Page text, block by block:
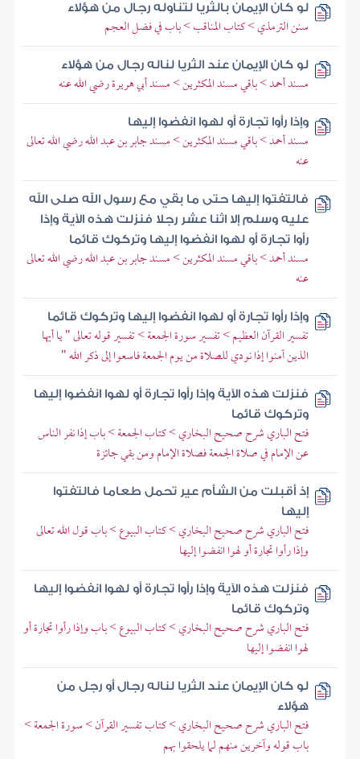
لو كان الإيمان بالثريا لتناوله رجال من هؤلاء
سنن الترمذي > كتاب المناقب > باب في فضل العجم
لو كان الإيمان عند الثريا لناله رجال من هؤلاء
مسند أحمد > باقي مسند المكثرين > مسند أبي هريرة رضي الله عنه
وإذا رأوا تجارة أو لهوا انفضوا إليها
مسند أحمد > باقي مسند المكثرين > مسند جابر بن عبد الله رضي الله تعالى
عنه
فالتفتوا إليها حتى ما بقي مع رسول الله صلى الله
عليه وسلم إلا اثنا عشر رجلا فنزلت هذه الآية وإذا
رأوا تجارة أو لهوا انفضوا إليها وتركوك قائما
مسند أحمد > باقي مسند المكثرين > مسند جابر بن عبد الله رضي الله تعالى
عنه
وإذا رأوا تجارة أو لهوا انفضوا إليها وتركوك قائما
تفسير القرآن العظيم > تفسير سورة الجمعة > تفسير قوله تعالى " يا أيها
الذين آمنوا إذا نودي للصلاة من يوم الجمعة فاسعوا إلى ذكر الله "
فنزلت هذه الآية وإذا رأوا تجارة أو لهوا انفضوا إليها
وتركوك قائما
فتح الباري شرح صحيح البخاري > كتاب الجمعة > باب إذا نفر الناس
عن الإمام في صلاة الجمعة فصلاة الإمام ومن بقي جائزة
إذ أقبلت من الشأم عير تحمل طعاما فالتفتوا
إليها
فتح الباري شرح صحيح البخاري > كتاب البيوع > باب قول الله تعالى
وإذا رأوا تجارة أو لهوا انفضوا إليها
فنزلت هذه الآية وإذا رأوا تجارة أو لهوا انفضوا إليها
وتركوك قائما
فتح الباري شرح صحيح البخاري > كتاب البيوع > باب وإذا رأوا تجارة أو
لهوا انفضوا إليها
لو كان الإيمان عند الثريا لناله رجال أو رجل من
هؤلاء
فتح الباري شرح صحيح البخاري > كتاب تفسير القرآن > سورة الجمعة >
باب قوله وآخرين منهم لما يلحقوا بهم